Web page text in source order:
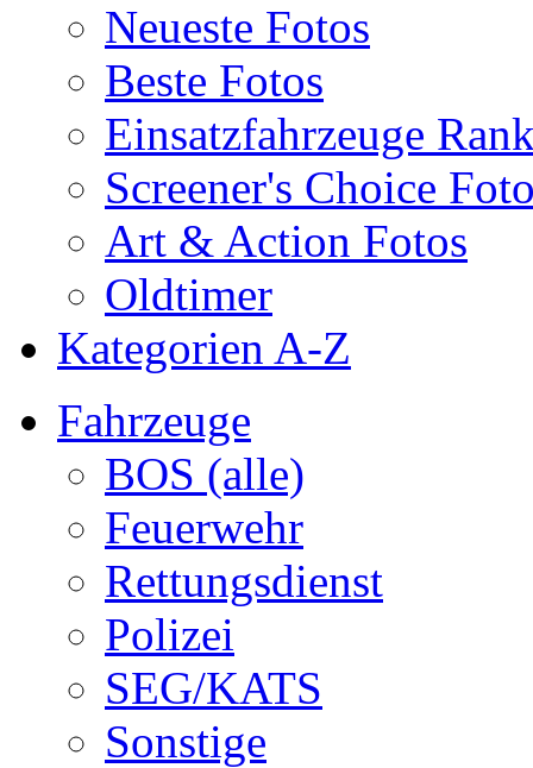
Neueste Fotos
Beste Fotos
Einsatzfahrzeuge
Screener's Choice
Art & Action Fotos
Oldtimer
Kategorien A-Z
Fahrzeuge
BOS (alle)
Feuerwehr
Rettungsdienst
Polizei
SEG/KATS
Sonstige